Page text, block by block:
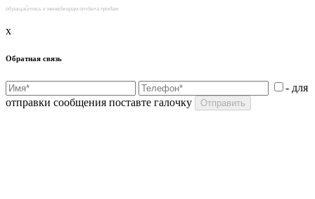
обращайтесь к менеджерам отдела продаж
x
Обратная связь
- для
отправки сообщения поставте галочку